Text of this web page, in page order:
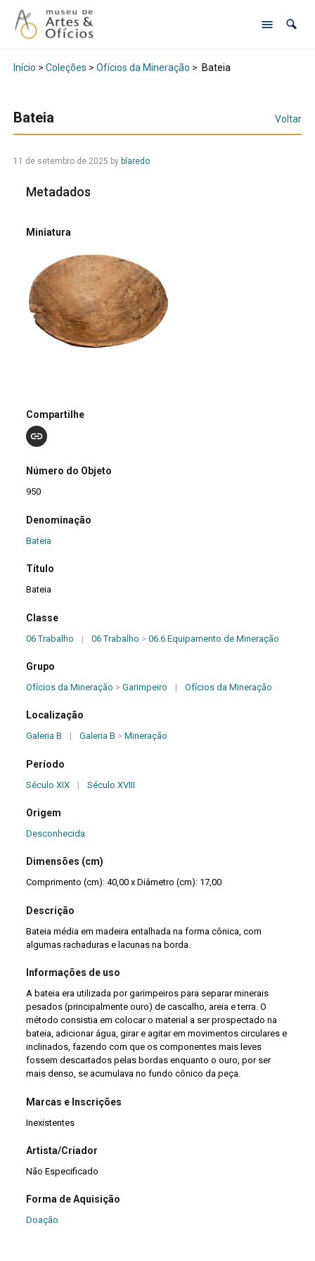
Início > Coleções > Ofícios da Mineração > Bateia
Bateia Voltar
11 de setembro de 2025 by blaredo
Metadados
Miniatura
Compartilhe
Número do Objeto
950
Denominação
Bateia
Título
Bateia
Classe
06 Trabalho | 06 Trabalho >06.6 Equipamento de Mineração
Grupo
Ofícios da Mineração >Garimpeiro | Ofícios da Mineração
Localização
Galeria B | Galeria B >Mineração
Período
Século XIX | Século XVIII
Origem
Desconhecida
Dimensões (cm)
Comprimento (cm): 40,00 x Diâmetro (cm): 17,00
Descrição
Bateia média em madeira entalhada na forma cônica, com
algumas rachaduras e lacunas na borda.
Informações de uso
A bateia era utilizada por garimpeiros para separar minerais
pesados (principalmente ouro) de cascalho, areia e terra. O
método consistia em colocar o material a ser prospectado na
bateia, adicionar água, girar e agitar em movimentos circulares e
inclinados, fazendo com que os componentes mais leves
fossem descartados pelas bordas enquanto o ouro, por ser
mais denso, se acumulava no fundo cônico da peça.
Marcas e Inscrições
Inexistentes
Artista/Criador
Não Especificado
Forma de Aquisição
Doação